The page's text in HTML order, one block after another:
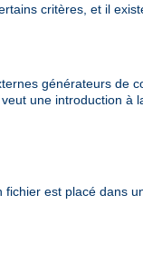
critères, et il
générateurs de
une introduction à
est placé dans